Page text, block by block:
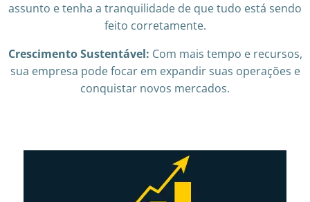
assunto e tenha a tranquilidade de que tudo está sendo
feito corretamente.
Crescimento Sustentável: Com mais tempo e recursos,
sua empresa pode focar em expandir suas operações e
conquistar novos mercados.